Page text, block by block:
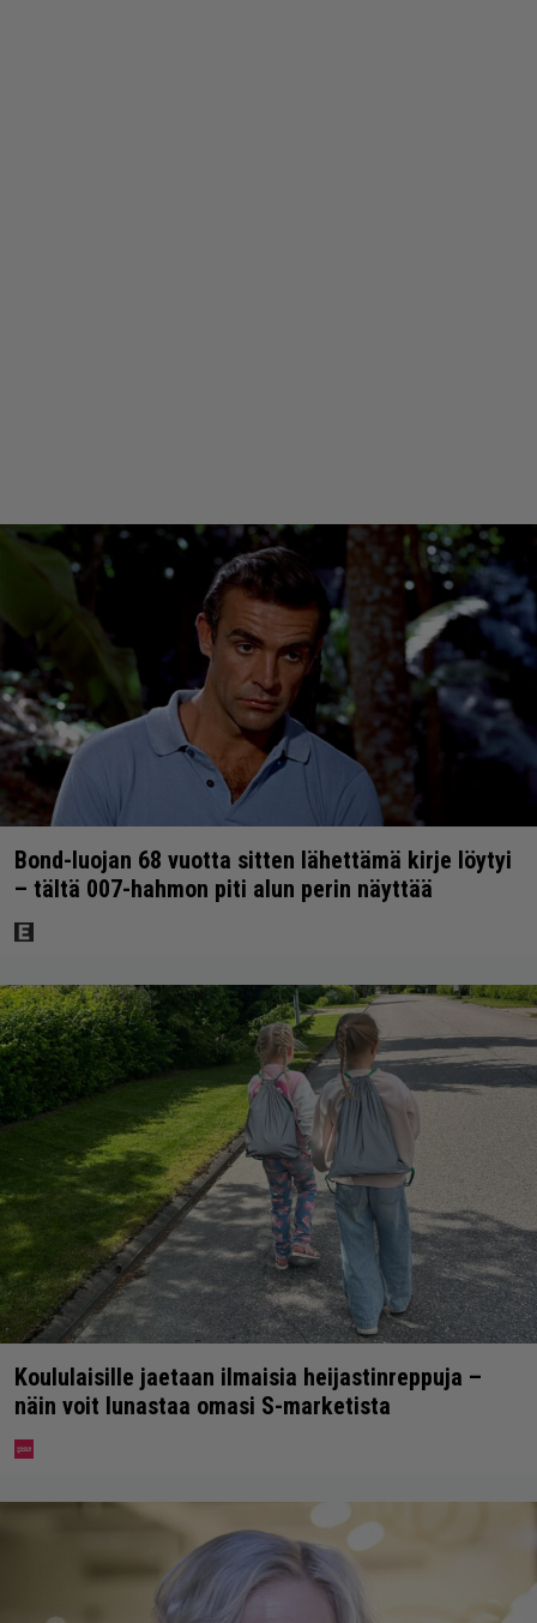
Bond-luojan 68 vuotta sitten lähettämä kirje löytyi
– tältä 007-hahmon piti alun perin näyttää
Koululaisille jaetaan ilmaisia heijastinreppuja –
näin voit lunastaa omasi S-marketista